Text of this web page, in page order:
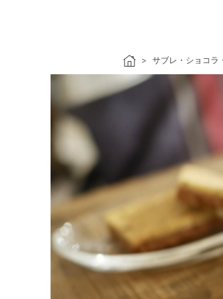
サブレ・ショコラ